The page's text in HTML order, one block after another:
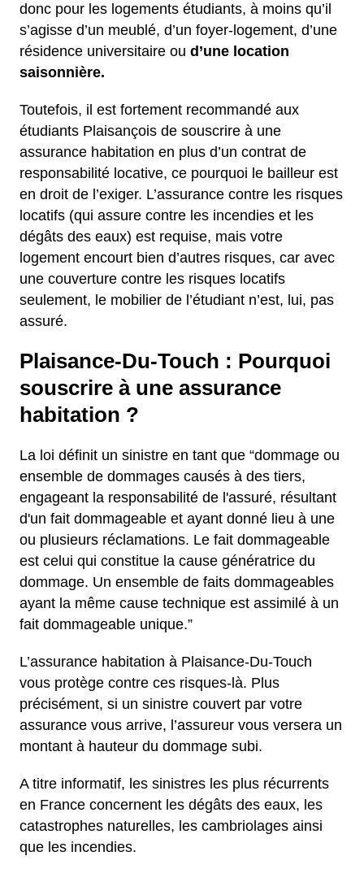
donc pour les logements étudiants, à moins qu’il
s’agisse d’un meublé, d’un foyer-logement, d’une
résidence universitaire ou d’une location
saisonnière.
Toutefois, il est fortement recommandé aux
étudiants Plaisançois de souscrire à une
assurance habitation en plus d’un contrat de
responsabilité locative, ce pourquoi le bailleur est
en droit de l’exiger. L’assurance contre les risques
locatifs (qui assure contre les incendies et les
dégâts des eaux) est requise, mais votre
logement encourt bien d’autres risques, car avec
une couverture contre les risques locatifs
seulement, le mobilier de l’étudiant n’est, lui, pas
assuré.
Plaisance-Du-Touch : Pourquoi
souscrire à une assurance
habitation ?
La loi définit un sinistre en tant que “dommage ou
ensemble de dommages causés à des tiers,
engageant la responsabilité de l'assuré, résultant
d'un fait dommageable et ayant donné lieu à une
ou plusieurs réclamations. Le fait dommageable
est celui qui constitue la cause génératrice du
dommage. Un ensemble de faits dommageables
ayant la même cause technique est assimilé à un
fait dommageable unique.”
L’assurance habitation à Plaisance-Du-Touch
vous protège contre ces risques-là. Plus
précisément, si un sinistre couvert par votre
assurance vous arrive, l’assureur vous versera un
montant à hauteur du dommage subi.
A titre informatif, les sinistres les plus récurrents
en France concernent les dégâts des eaux, les
catastrophes naturelles, les cambriolages ainsi
que les incendies.